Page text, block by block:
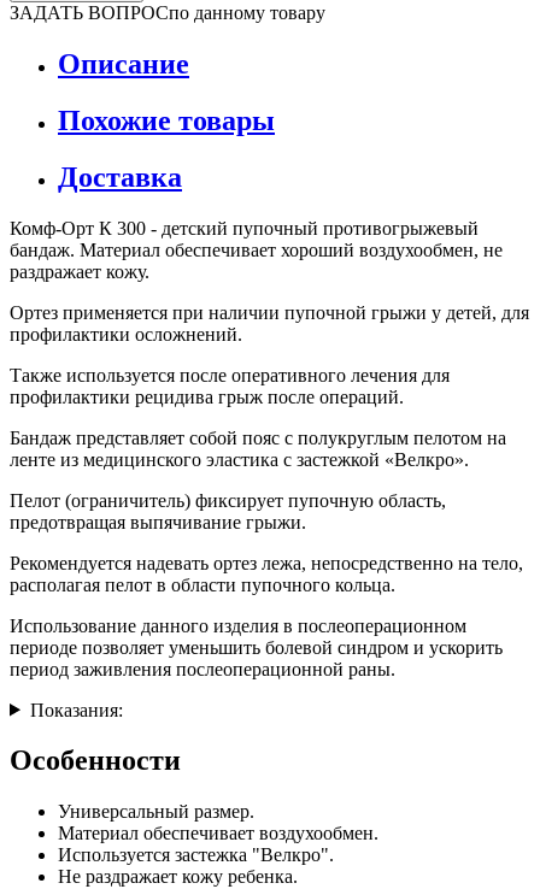
ЗАДАТЬ ВОПРОСпо данному товару
Описание
Похожие товары
Доставка
Комф-Орт К 300 - детский пупочный противогрыжевый
бандаж. Материал обеспечивает хороший воздухообмен, не
раздражает кожу.
Ортез применяется при наличии пупочной грыжи у детей, для
профилактики осложнений.
Также используется после оперативного лечения для
профилактики рецидива грыж после операций.
Бандаж представляет собой пояс с полукруглым пелотом на
ленте из медицинского эластика с застежкой «Велкро».
Пелот (ограничитель) фиксирует пупочную область,
предотвращая выпячивание грыжи.
Рекомендуется надевать ортез лежа, непосредственно на тело,
располагая пелот в области пупочного кольца.
Использование данного изделия в послеоперационном
периоде позволяет уменьшить болевой синдром и ускорить
период заживления послеоперационной раны.
Показания:
Особенности
Универсальный размер.
Материал обеспечивает воздухообмен.
Используется застежка "Велкро".
Не раздражает кожу ребенка.